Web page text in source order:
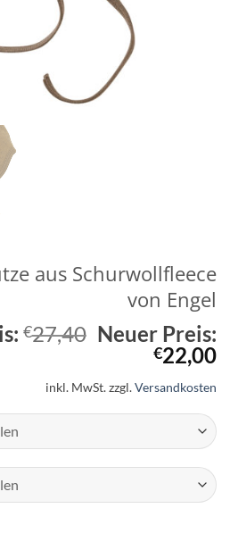
aus Schurwollfleece
von Engel
€27,40
€27,40
Neuer Preis:
€22,00
inkl. MwSt.zzgl.Versandkosten
von Engel Menge